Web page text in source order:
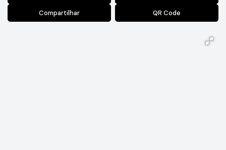
Compartilhar QR Code